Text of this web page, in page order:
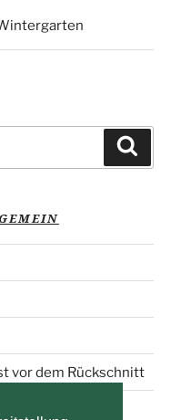
vor dem Rückschnitt